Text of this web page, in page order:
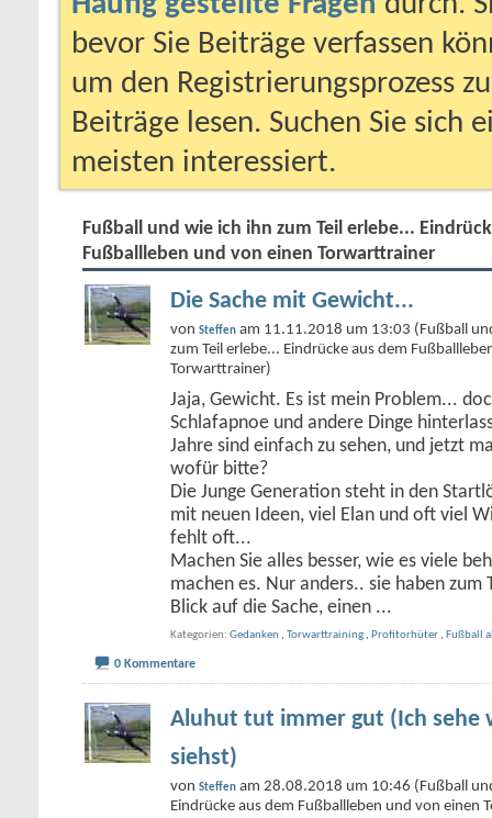
bevor Sie Beiträge verfassen
um den Registrierungsprozess
Beiträge lesen. Suchen Sie sich
meisten interessiert.
Fußball und wie ich ihn zum Teil erlebe...
Fußballleben und von einen Torwarttrainer
Die Sache mit Gewicht...
von Steffen am 11.11.2018 um 13:03 (Fußball
zum Teil erlebe... Eindrücke aus dem
Torwarttrainer)
Jaja, Gewicht. Es ist mein Problem...
Schlafapnoe und andere Dinge
Jahre sind einfach zu sehen, und jetzt
wofür bitte?
Die Junge Generation steht in den
mit neuen Ideen, viel Elan und oft viel
fehlt oft...
Machen Sie alles besser, wie es viele
machen es. Nur anders.. sie haben zum
Blick auf die Sache, einen ...
Kategorien Gedanken , Torwarttraining , Profitorhüter , Fußball
0 Kommentare
Aluhut tut immer gut (Ich sehe
siehst)
von Steffen am 28.08.2018 um 10:46 (Fußball
Eindrücke aus dem Fußballleben und von einen